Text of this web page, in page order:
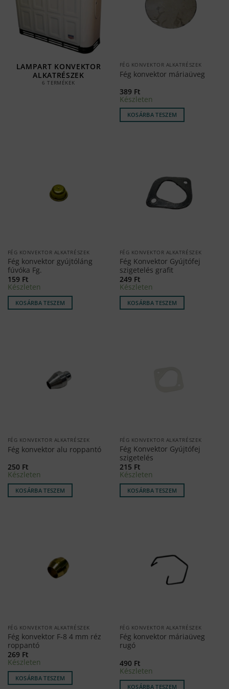
LAMPART KONVEKTOR
ALKATRÉSZEK
6 TERMÉKEK
FÉG KONVEKTOR ALKATRÉSZEK
Fég konvektor máriaüveg
389 Ft
Készleten
KOSÁRBA TESZEM
FÉG KONVEKTOR ALKATRÉSZEK
Fég konvektor gyújtóláng
fúvóka Fg.
159 Ft
Készleten
KOSÁRBA TESZEM
FÉG KONVEKTOR ALKATRÉSZEK
Fég Konvektor Gyújtófej
szigetelés grafit
249 Ft
Készleten
KOSÁRBA TESZEM
FÉG KONVEKTOR ALKATRÉSZEK
Fég konvektor alu roppantó
250 Ft
Készleten
KOSÁRBA TESZEM
FÉG KONVEKTOR ALKATRÉSZEK
Fég Konvektor Gyújtófej
szigetelés
215 Ft
Készleten
KOSÁRBA TESZEM
FÉG KONVEKTOR ALKATRÉSZEK
Fég konvektor F-8 4 mm réz
roppantó
269 Ft
Készleten
KOSÁRBA TESZEM
FÉG KONVEKTOR ALKATRÉSZEK
Fég konvektor máriaüveg
rugó
490 Ft
Készleten
KOSÁRBA TESZEM